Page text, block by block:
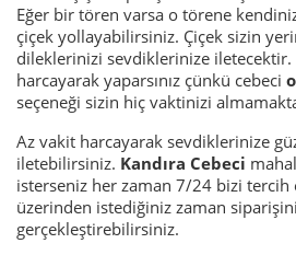
Eğer bir tören varsa o törene
çiçek yollayabilirsiniz. Çiçek sizin
dileklerinizi sevdiklerinize
harcayarak yaparsınız çünkü cebeci
seçeneği sizin hiç vaktinizi
Az vakit harcayarak sevdiklerinize
iletebilirsiniz. Kandıra Cebeci
isterseniz her zaman 7/24 bizi
üzerinden istediğiniz zaman
gerçekleştirebilirsiniz.